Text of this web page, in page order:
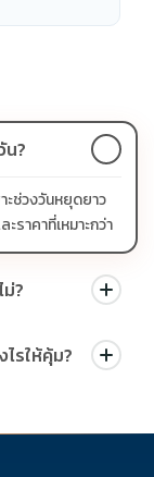
น?
ช่วงวันหยุดยาว
ราคาที่เหมาะกว่า
?
ดิตตามเงื่อนไขที่
รทัวร์แต่ละ
ไรให้คุ้ม?
ยว